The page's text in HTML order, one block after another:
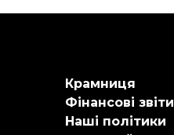
Крамниця
Фінансові звіти
Наші політики